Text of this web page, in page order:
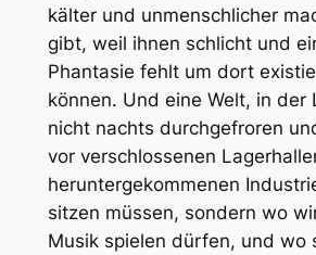
kälter und unmenschlicher
gibt, weil ihnen schlicht und
Phantasie fehlt um dort
können. Und eine Welt, in der
nicht nachts durchgefroren
vor verschlossenen
heruntergekommenen
sitzen müssen, sondern wo
Musik spielen dürfen, und wo